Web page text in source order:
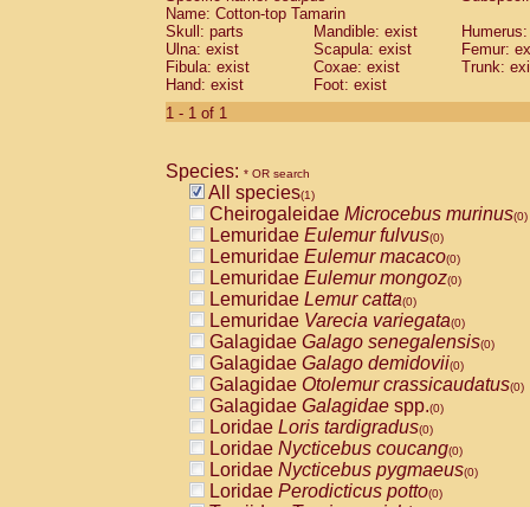
CebidaeSaguinus mystax
Cebidae Saguinus nigricollis (0)
Cebidae Saguinus oedipus
Cebidae Saguinus weddelli
Cebidae Saguinusspp.
Cebidae
CebidaeCebus capucinus
CebidaeCebus nigrivittatus
CebidaeCebus spp.(0)
CebidaeSaimiri boliviensis(0)
CebidaeSaimiri sciureus(0)
AtelidaeAlouatta caraya(0)
AtelidaeAlouatta fusca(0)
AtelidaeAlouatta seniculus(0)
AtelidaeAlouattaspp.(0)
AtelidaeAteles belzebuth(0)
AtelidaeAteles geoffroyi(0)
AtelidaeAteles paniscus(0)
AtelidaeAtelesspp.(0)
AtelidaeLagothrix lagothricha(0)
AtelidaeLagothrix lagothricha cana
PitheciidaeCacajao calvus
Name: Cotton-top Tamarin
Skull: parts
Mandible: exist
Ulna: exist
Scapula: exist
Femur:
Fibula: exist
Coxae: exist
Trunk:
Hand: exist
Foot: exist
1 - 1 of 1
Species: * OR search
All species(1)
Cheirogaleidae Microcebus murinus(0)
Lemuridae Eulemur fulvus(0)
Lemuridae Eulemur macaco(0)
Lemuridae Eulemur mongoz(0)
Lemuridae Lemur catta(0)
Lemuridae Varecia variegata(0)
Galagidae Galago senegalensis(0)
Galagidae Galago demidovii(0)
Galagidae Otolemur crassicaudatus(0)
Galagidae Galagidae spp.(0)
Loridae Loris tardigradus(0)
Loridae Nycticebus coucang(0)
Loridae Nycticebus pygmaeus(0)
Loridae Perodicticus potto(0)